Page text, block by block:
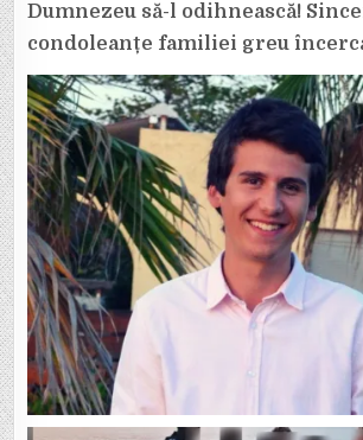
Dumnezeu să-l odihnească!
condoleanțe familiei greu